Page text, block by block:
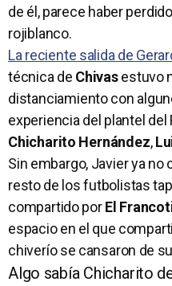
de él, parece haber
rojiblanco.
La reciente salida de
técnica de Chivasestuvo
distanciamiento con
experiencia del plantel
Chicharito Hernández,
Sin embargo, Javier ya no
resto de los futbolistas
compartido porEl
espacio en el que
chiverío se cansaron de
Algo sabía Chicharito